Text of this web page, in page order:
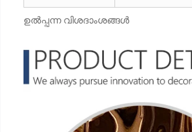
ഉൽപ്പന്ന വിശദാംശങ്ങൾ